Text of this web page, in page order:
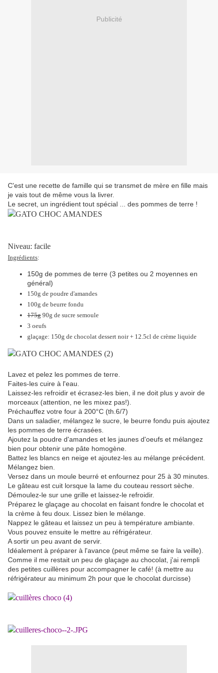
Publicité
C'est une recette de famille qui se transmet de mère en fille mais
je vais tout de même vous la livrer.
Le secret, un ingrédient tout spécial ... des pommes de terre !
Niveau: facile
Ingrédients:
150g de pommes de terre (3 petites ou 2 moyennes en
général)
150g de poudre d'amandes
100g de beurre fondu
175g 90g de sucre semoule
3 oeufs
glaçage: 150g de chocolat dessert noir + 12.5cl de crème liquide
Lavez et pelez les pommes de terre.
Faites-les cuire à l'eau.
Laissez-les refroidir et écrasez-les bien, il ne doit plus y avoir de
morceaux (attention, ne les mixez pas!).
Préchauffez votre four à 200°C (th.6/7)
Dans un saladier, mélangez le sucre, le beurre fondu puis ajoutez
les pommes de terre écrasées.
Ajoutez la poudre d'amandes et les jaunes d'oeufs et mélangez
bien pour obtenir une pâte homogène.
Battez les blancs en neige et ajoutez-les au mélange précédent.
Mélangez bien.
Versez dans un moule beurré et enfournez pour 25 à 30 minutes.
Le gâteau est cuit lorsque la lame du couteau ressort sèche.
Démoulez-le sur une grille et laissez-le refroidir.
Préparez le glaçage au chocolat en faisant fondre le chocolat et
la crème à feu doux. Lissez bien le mélange.
Nappez le gâteau et laissez un peu à température ambiante.
Vous pouvez ensuite le mettre au réfrigérateur.
A sortir un peu avant de servir.
Idéalement à préparer à l'avance (peut même se faire la veille).
Comme il me restait un peu de glaçage au chocolat, j'ai rempli
des petites cuillères pour accompagner le café! (à mettre au
réfrigérateur au minimum 2h pour que le chocolat durcisse)